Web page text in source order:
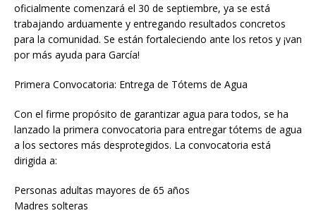
oficialmente comenzará el 30 de septiembre, ya se está
trabajando arduamente y entregando resultados concretos
para la comunidad. Se están fortaleciendo ante los retos y ¡van
por más ayuda para García!
Primera Convocatoria: Entrega de Tótems de Agua
Con el firme propósito de garantizar agua para todos, se ha
lanzado la primera convocatoria para entregar tótems de agua
a los sectores más desprotegidos. La convocatoria está
dirigida a:
Personas adultas mayores de 65 años
Madres solteras